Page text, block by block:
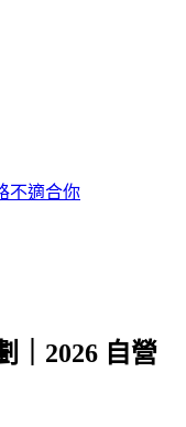
不適合你
｜2026 自營